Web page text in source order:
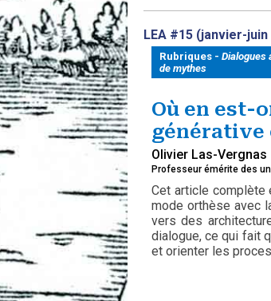
LEA #15 (janvier-juin
Rubriques - Dialogues
de mythes
Où en est-
générative
Olivier Las-Vergnas
Professeur émérite des
Cet article
mode orthèse avec
vers des
dialogue, ce qui fait
et orienter les